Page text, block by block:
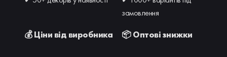
замовлення
💰 Ціни від виробника 📦 Оптові знижки